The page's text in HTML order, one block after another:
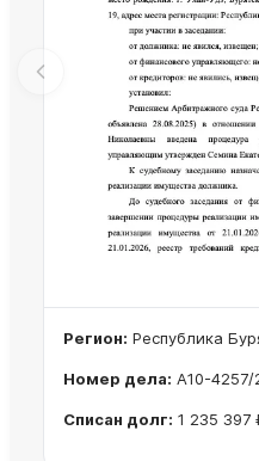
Регион: Республика
Номер дела: А10-4257/
Списан долг: 1 235 397